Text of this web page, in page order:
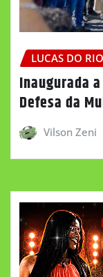
LUCAS DO
Inaugurada
Defesa da
Vilson Zeni